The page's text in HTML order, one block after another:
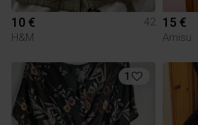
10 €
42
H&M
15 €
Amisu
1